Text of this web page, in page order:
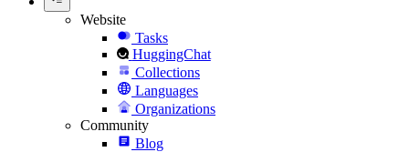
Website
Tasks
HuggingChat
Collections
Languages
Organizations
Community
Blog